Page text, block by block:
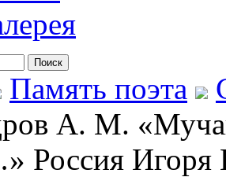
Память поэта
А. М.
Россия Игоря